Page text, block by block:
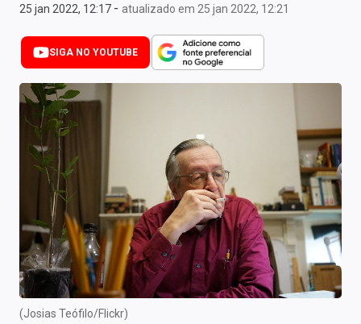
Últimas Notícias
Newsletters
Cotações
Comprar ou vender?
Carteiras Recomendadas
Central de Dividendos
Central de Fundos Imobiliários
Central dos IPOs
Renda Fixa
25 jan 2022, 12:17 - atualizado em 25 jan 2022, 12:21
SIGA NO YOUTUBE
(Josias Teófilo/Flickr)